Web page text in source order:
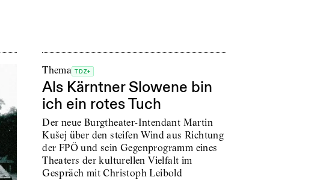
Thema TDZ+
Als Kärntner Slowene bin
ich ein rotes Tuch
Der neue Burgtheater-Intendant Martin
Kušej über den steifen Wind aus Richtung
der FPÖ und sein Gegenprogramm eines
Theaters der kulturellen Vielfalt im
Gespräch mit Christoph Leibold